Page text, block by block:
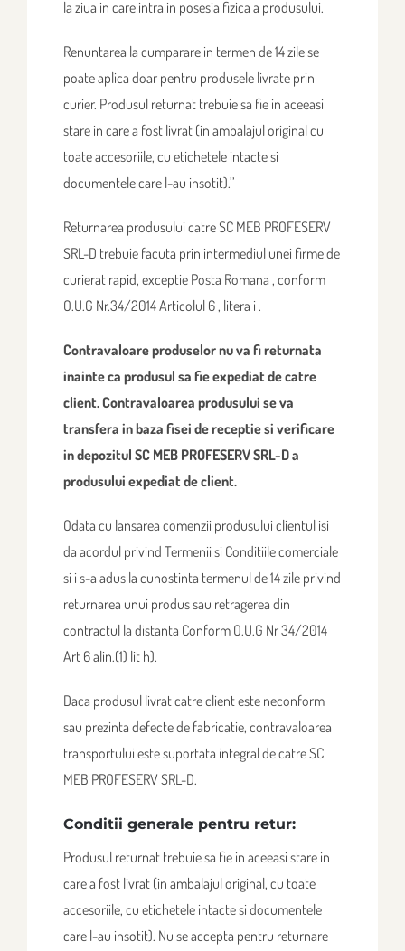
la ziua in care intra in posesia fizica a produsului.
Renuntarea la cumparare in termen de 14 zile se
poate aplica doar pentru produsele livrate prin
curier. Produsul returnat trebuie sa fie in aceeasi
stare in care a fost livrat (in ambalajul original cu
toate accesoriile, cu etichetele intacte si
documentele care l-au insotit).’’
Returnarea produsului catre SC MEB PROFESERV
SRL-D trebuie facuta prin intermediul unei firme de
curierat rapid, exceptie Posta Romana , conform
O.U.G Nr.34/2014 Articolul 6 , litera i .
Contravaloare produselor nu va fi returnata
inainte ca produsul sa fie expediat de catre
client. Contravaloarea produsului se va
transfera in baza fisei de receptie si verificare
in depozitul SC MEB PROFESERV SRL-D a
produsului expediat de client.
Odata cu lansarea comenzii produsului clientul isi
da acordul privind Termenii si Conditiile comerciale
si i s-a adus la cunostinta termenul de 14 zile privind
returnarea unui produs sau retragerea din
contractul la distanta Conform O.U.G Nr 34/2014
Art 6 alin.(1) lit h).
Daca produsul livrat catre client este neconform
sau prezinta defecte de fabricatie, contravaloarea
transportului este suportata integral de catre SC
MEB PROFESERV SRL-D.
Conditii generale pentru retur:
Produsul returnat trebuie sa fie in aceeasi stare in
care a fost livrat (in ambalajul original, cu toate
accesoriile, cu etichetele intacte si documentele
care l-au insotit). Nu se accepta pentru returnare